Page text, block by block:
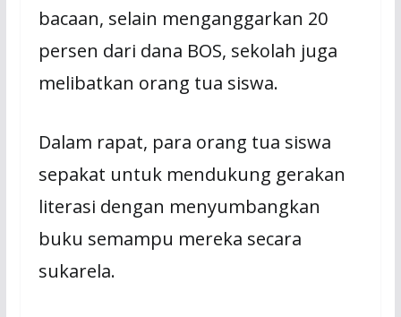
bacaan, selain menganggarkan 20
persen dari dana BOS, sekolah juga
melibatkan orang tua siswa.
Dalam rapat, para orang tua siswa
sepakat untuk mendukung gerakan
literasi dengan menyumbangkan
buku semampu mereka secara
sukarela.